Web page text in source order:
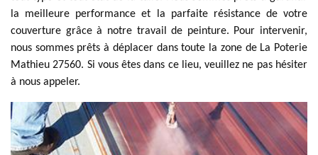
la meilleure performance et la parfaite résistance de votre
couverture grâce à notre travail de peinture. Pour intervenir,
nous sommes prêts à déplacer dans toute la zone de La Poterie
Mathieu 27560. Si vous êtes dans ce lieu, veuillez ne pas hésiter
à nous appeler.